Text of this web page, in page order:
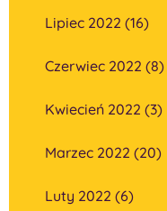
Lipiec 2022 (16)
Czerwiec 2022 (8)
Kwiecień 2022 (3)
Marzec 2022 (20)
Luty 2022 (6)